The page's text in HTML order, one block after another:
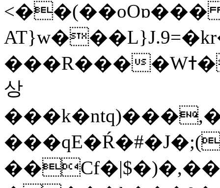
���R����Wߙ���o�O���ӯ��������?
상